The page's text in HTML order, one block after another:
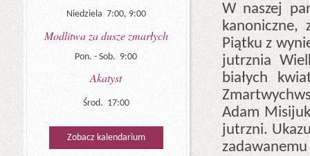
Niedziela 7:00, 9:00
Modlitwa za dusze zmarłych
Pon. - Sob. 9:00
Akatyst
Środ. 17:00
Zobacz kalendarium
W naszej
kanoniczne,
Piątku z
jutrznia
białych
Adam
jutrzni.